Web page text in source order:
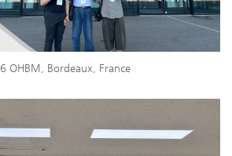
OHBM, Bordeaux, France